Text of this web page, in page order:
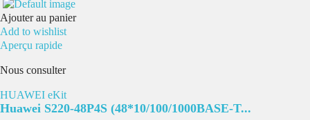
Ajouter au panier
Add to wishlist
Aperçu rapide
Nous consulter
HUAWEI eKit
Huawei S220-48P4S (48*10/100/1000BASE-T...